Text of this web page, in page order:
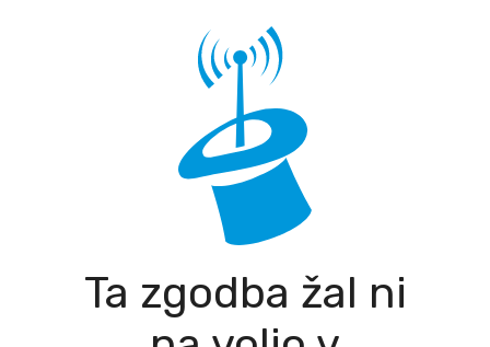
Ta zgodba žal ni